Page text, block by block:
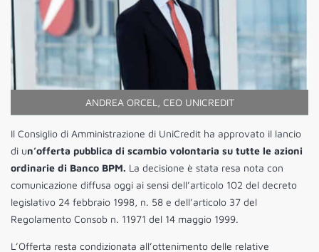
ANDREA ORCEL, CEO UNICREDIT
Il Consiglio di Amministrazione di UniCredit ha approvato il lancio
di un’offerta pubblica di scambio volontaria su tutte le azioni
ordinarie di Banco BPM. La decisione è stata resa nota con
comunicazione diffusa oggi ai sensi dell’articolo 102 del decreto
legislativo 24 febbraio 1998, n. 58 e dell’articolo 37 del
Regolamento Consob n. 11971 del 14 maggio 1999.
L’Offerta resta condizionata all’ottenimento delle relative